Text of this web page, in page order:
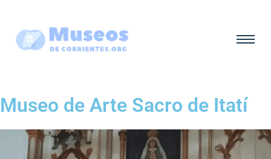
Museo de Arte Sacro de Itatí